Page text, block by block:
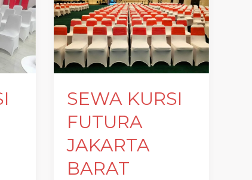
SEWA KURSI
FUTURA
JAKARTA
BARAT
KURSI
FUTURA
JAKARTA
BARAT